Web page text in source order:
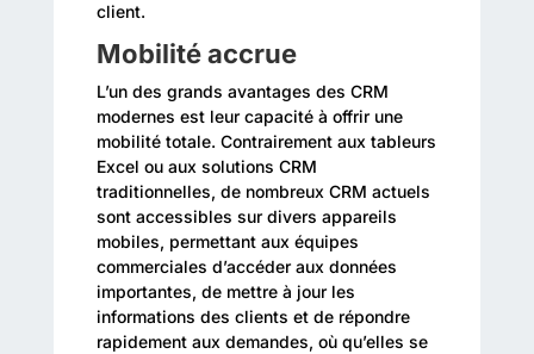
client.
Mobilité accrue
L’un des grands avantages des CRM
modernes est leur capacité à offrir une
mobilité totale. Contrairement aux tableurs
Excel ou aux solutions CRM
traditionnelles, de nombreux CRM actuels
sont accessibles sur divers appareils
mobiles, permettant aux équipes
commerciales d’accéder aux données
importantes, de mettre à jour les
informations des clients et de répondre
rapidement aux demandes, où qu’elles se